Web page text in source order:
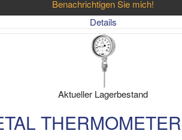
Benachrichtigen Sie mich!
Details
Aktueller Lagerbestand